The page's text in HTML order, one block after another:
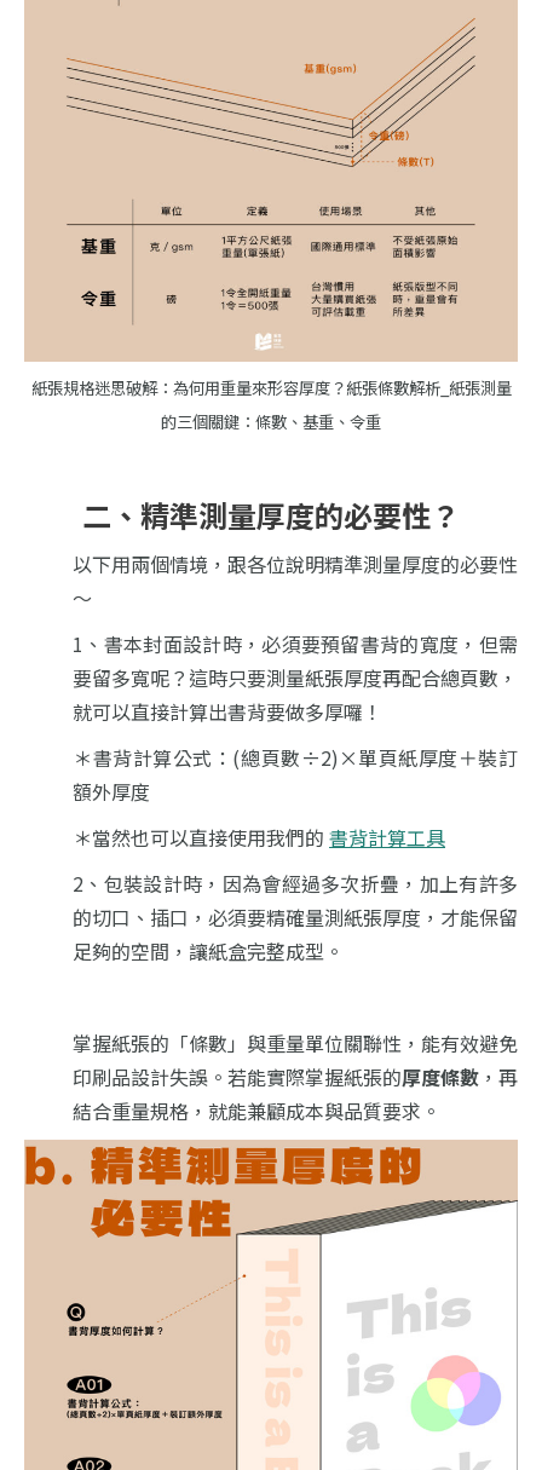
紙張規格迷思破解：為何用重量來形容厚度？紙張條數解析_紙張測量
的三個關鍵：條數、基重、令重
二、精準測量厚度的必要性？
以下用兩個情境，跟各位說明精準測量厚度的必要性
～
1、書本封面設計時，必須要預留書背的寬度，但需
要留多寬呢？這時只要測量紙張厚度再配合總頁數，
就可以直接計算出書背要做多厚囉！
＊書背計算公式：(總頁數÷2)×單頁紙厚度＋裝訂
額外厚度
＊當然也可以直接使用我們的 書背計算工具
2、包裝設計時，因為會經過多次折疊，加上有許多
的切口、插口，必須要精確量測紙張厚度，才能保留
足夠的空間，讓紙盒完整成型。
掌握紙張的「條數」與重量單位關聯性，能有效避免
印刷品設計失誤。若能實際掌握紙張的厚度條數 ，再
結合重量規格，就能兼顧成本與品質要求。